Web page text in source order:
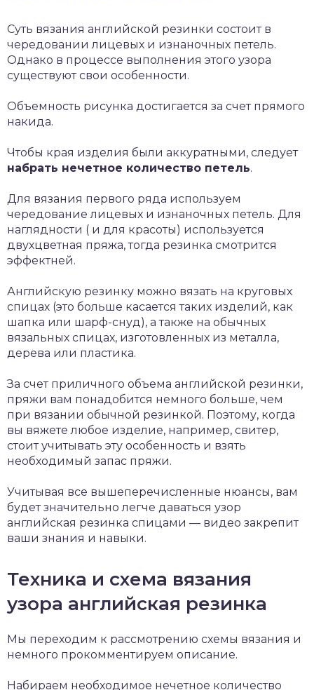
Суть вязания английской резинки состоит в
чередовании лицевых и изнаночных петель.
Однако в процессе выполнения этого узора
существуют свои особенности.
Объемность рисунка достигается за счет прямого
накида.
Чтобы края изделия были аккуратными, следует
набрать нечетное количество петель.
Для вязания первого ряда используем
чередование лицевых и изнаночных петель. Для
наглядности ( и для красоты) используется
двухцветная пряжа, тогда резинка смотрится
эффектней.
Английскую резинку можно вязать на круговых
спицах (это больше касается таких изделий, как
шапка или шарф-снуд), а также на обычных
вязальных спицах, изготовленных из металла,
дерева или пластика.
За счет приличного объема английской резинки,
пряжи вам понадобится немного больше, чем
при вязании обычной резинкой. Поэтому, когда
вы вяжете любое изделие, например, свитер,
стоит учитывать эту особенность и взять
необходимый запас пряжи.
Учитывая все вышеперечисленные нюансы, вам
будет значительно легче даваться узор
английская резинка спицами — видео закрепит
ваши знания и навыки.
Техника и схема вязания
узора английская резинка
Мы переходим к рассмотрению схемы вязания и
немного прокомментируем описание.
Набираем необходимое нечетное количество